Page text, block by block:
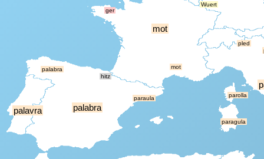
ger
Wuert
mot
pled
palabra
hitz
paraula parolla
palabra
palavra
paragula
mot